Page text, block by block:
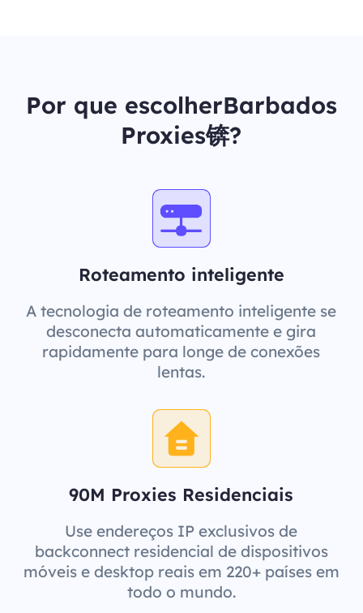
Por que escolherBarbados
Proxies锛?
Roteamento inteligente
A tecnologia de roteamento inteligente se
desconecta automaticamente e gira
rapidamente para longe de conexões
lentas.
90M Proxies Residenciais
Use endereços IP exclusivos de
backconnect residencial de dispositivos
móveis e desktop reais em 220+ países em
todo o mundo.